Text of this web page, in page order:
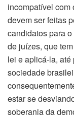
incompatível com
devem ser feitas
candidatos para
de juízes, que
lei e aplicá-la,
sociedade
estar se
soberania da